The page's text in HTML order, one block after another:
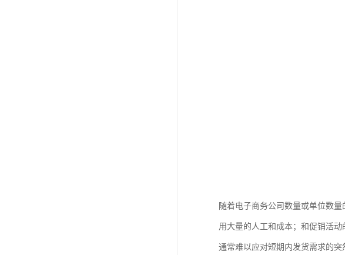
随着电子商务公司数量或单位数
用大量的人工和成本；和促销活
通常难以应对短期内发货需求的突